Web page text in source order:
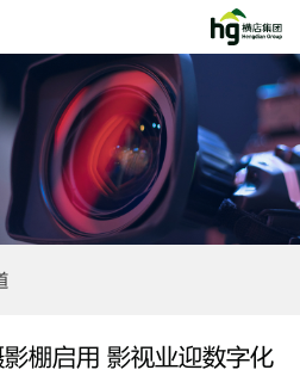
棚启用 影视业迎数字化